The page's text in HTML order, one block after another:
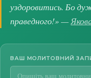
уздоровитись. Бо
праведного!» —
ВАШ МОЛИТОВНИЙ